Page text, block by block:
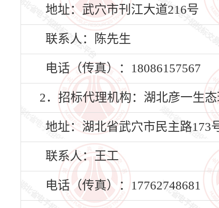
地址：武穴市刊江大道216号
联系人：陈先生
电话（传真）：18086157567
2．招标代理机构：湖北彦一生
地址：湖北省武穴市民主路173
联系人：王工
电话（传真）：17762748681